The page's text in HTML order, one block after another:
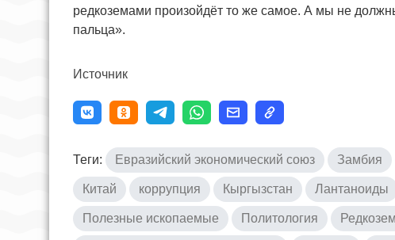
редкоземами произойдёт то же самое. А мы не
пальца».
Источник
Теги: Евразийский экономический союз Замбия
Китай коррупция Кыргызстан Лантаноиды
Полезные ископаемые Политология